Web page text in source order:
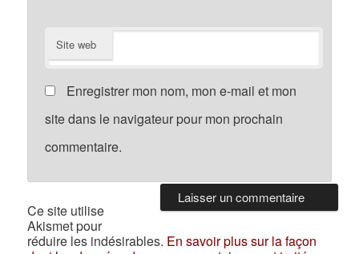
Site web
Enregistrer mon nom, mon e-mail et mon
site dans le navigateur pour mon prochain
commentaire.
Ce site utilise
Akismet pour
réduire les indésirables. En savoir plus sur la façon